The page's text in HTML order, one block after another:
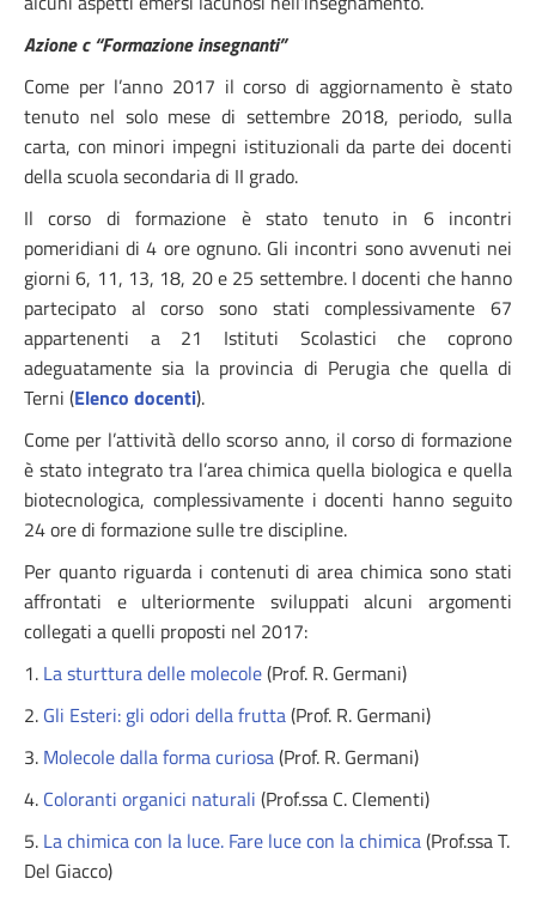
Azione c “Formazione insegnanti”
Come per l’anno 2017 il corso di aggiornamento è stato
tenuto nel solo mese di settembre 2018, periodo, sulla
carta, con minori impegni istituzionali da parte dei docenti
della scuola secondaria di II grado.
Il corso di formazione è stato tenuto in 6 incontri
pomeridiani di 4 ore ognuno. Gli incontri sono avvenuti nei
giorni 6, 11, 13, 18, 20 e 25 settembre. I docenti che hanno
partecipato al corso sono stati complessivamente 67
appartenenti a 21 Istituti Scolastici che coprono
adeguatamente sia la provincia di Perugia che quella di
Terni (Elenco docenti).
Come per l’attività dello scorso anno, il corso di formazione
è stato integrato tra l’area chimica quella biologica e quella
biotecnologica, complessivamente i docenti hanno seguito
24 ore di formazione sulle tre discipline.
Per quanto riguarda i contenuti di area chimica sono stati
affrontati e ulteriormente sviluppati alcuni argomenti
collegati a quelli proposti nel 2017:
1. La sturttura delle molecole(Prof. R. Germani)
2. Gli Esteri: gli odori della frutta(Prof. R. Germani)
3. Molecole dalla forma curiosa(Prof. R. Germani)
4. Coloranti organici naturali (Prof.ssa C. Clementi)
5. La chimica con la luce. Fare luce con la chimica(Prof.ssa T.
Del Giacco)